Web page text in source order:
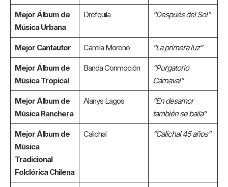
Mejor Álbum de
Música Urbana
Drefquila “Después del Sol”
Mejor Cantautor Camila Moreno “La primera luz”
Mejor Álbum de
Música Tropical
Banda Conmoción
“Purgatorio
Carnaval”
Mejor Álbum de
Música Ranchera
Alanys Lagos
“En desamor
también se baila”
Mejor Álbum de
Música
Tradicional
Folclórica Chilena
Calichal “Calichal 45 años”